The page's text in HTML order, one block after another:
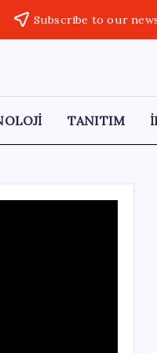
Subscribe to our
TANITIM